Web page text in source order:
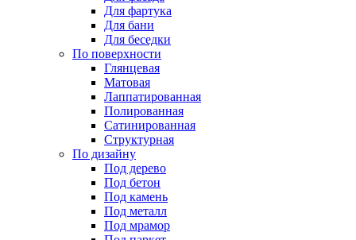
Для фартука
Для бани
Для беседки
По поверхности
Глянцевая
Матовая
Лаппатированная
Полированная
Сатинированная
Структурная
По дизайну
Под дерево
Под бетон
Под камень
Под металл
Под мрамор